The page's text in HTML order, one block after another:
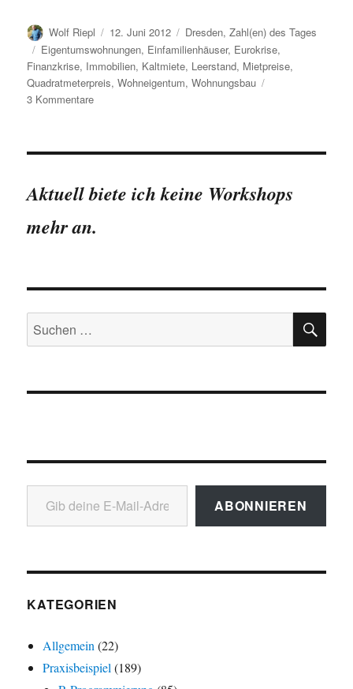
Autor
Wolf Riepl
Veröffentlicht
am
12. Juni 2012 Kategorien
Dresden,Zahl(en) des Tages
Schlagwörter
Eigentumswohnungen, Einfamilienhäuser, Eurokrise,
Finanzkrise, Immobilien, Kaltmiete, Leerstand, Mietpreise,
Quadratmeterpreis,Wohneigentum,Wohnungsbau
3 Kommentarezu
Mietpreisen,
Wohneigentum
Dresden
Aktuell biete ich keine Workshops
mehr an.
Suchen
nach:
Gib deine E-Mail-Adresse ein ...
ABONNIEREN
KATEGORIEN
Allgemein (22)
Praxisbeispiel (189)